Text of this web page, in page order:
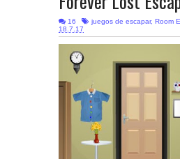
16 juegos de escapar, Room
18.7.17